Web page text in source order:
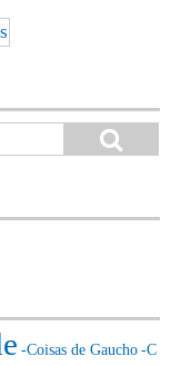
e
h
-Coisas de Gaucho -C